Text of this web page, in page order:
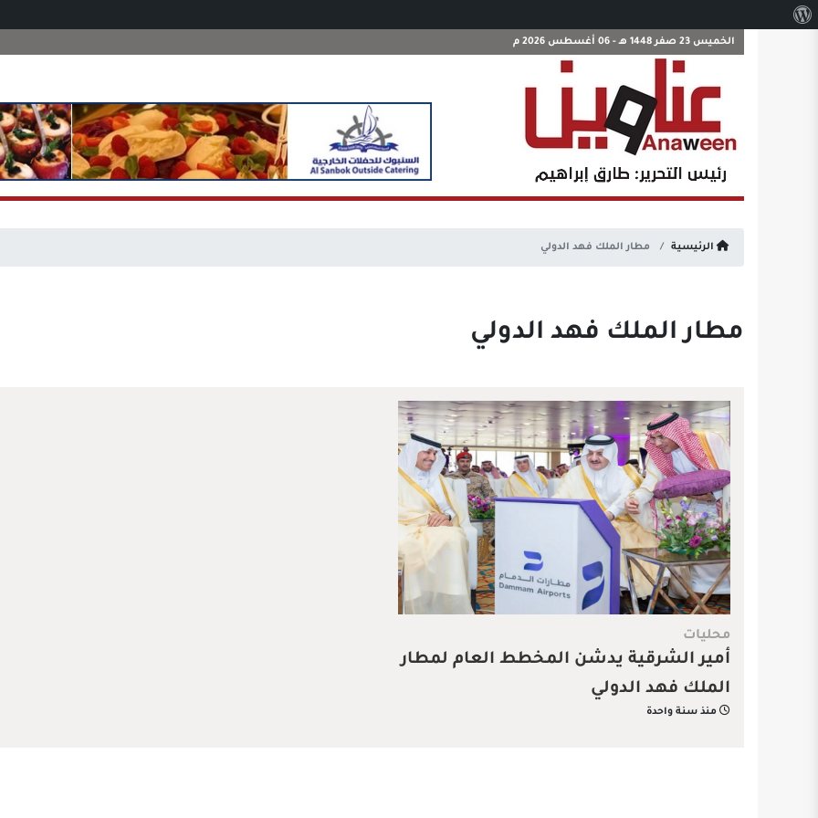
الخميس 23 صفر 1448 هـ - 06 أغسطس 2026 م
الرئيسية مطار الملك فهد الدولي
مطار الملك فهد الدولي
محليات
أمير الشرقية يدشن المخطط العام لمطار
الملك فهد الدولي
منذ سنة واحدة